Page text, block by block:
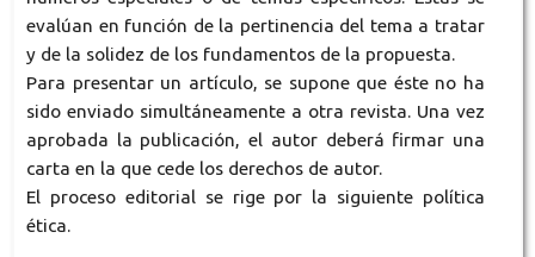
evalúan en función de la pertinencia del tema a tratar
y de la solidez de los fundamentos de la propuesta.
Para presentar un artículo, se supone que éste no ha
sido enviado simultáneamente a otra revista. Una vez
aprobada la publicación, el autor deberá firmar una
carta en la que cede los derechos de autor.
El proceso editorial se rige por la siguiente política
ética.